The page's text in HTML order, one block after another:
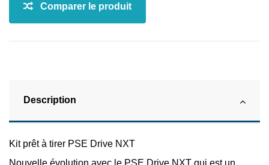
Description
Kit prêt à tirer PSE Drive NXT